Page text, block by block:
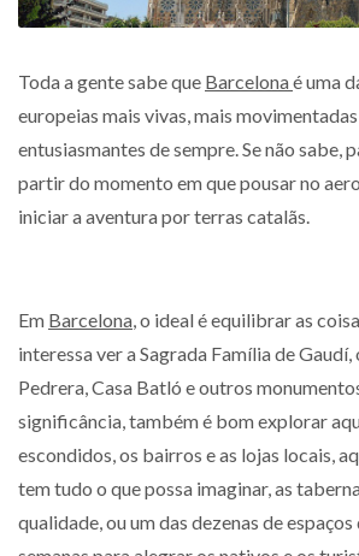
Toda a gente sabe que Barcelonaé uma
europeias mais vivas, mais
entusiasmantes de sempre. Se não sabe,
partir do momento em que pousar no
iniciar a aventura por terras catalãs.
Em Barcelona , o ideal é equilibrar as
interessa ver a Sagrada Família de Gaudí,
Pedrera, Casa Batló e outros
significância, também é bom explorar
escondidos, os bairros e as lojas locais,
tem tudo o que possa imaginar, as
qualidade, ou um das dezenas de